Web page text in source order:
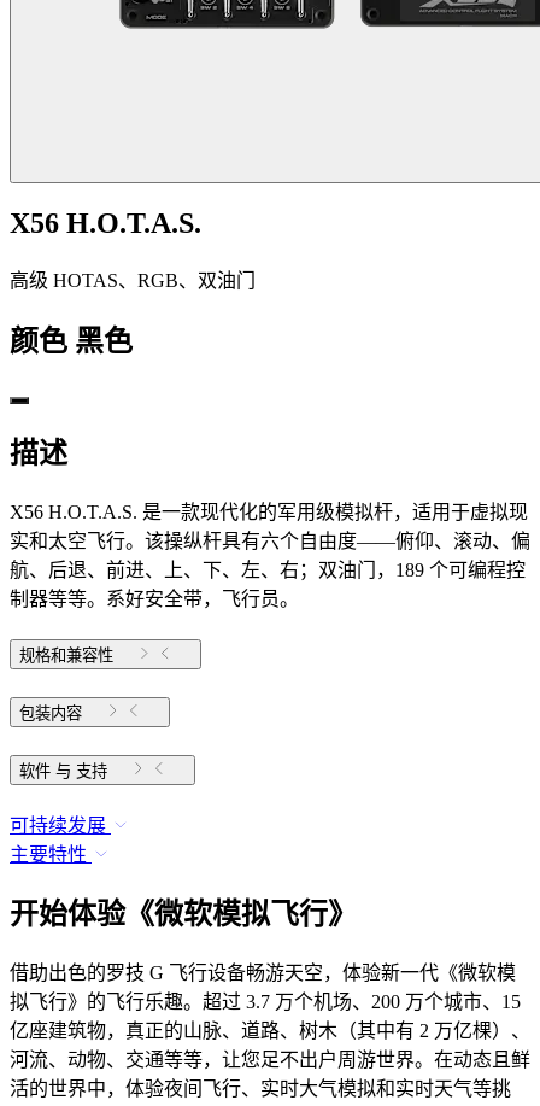
X56 H.O.T.A.S.
高级 HOTAS、RGB、双油门
颜色 黑色
描述
X56 H.O.T.A.S. 是一款现代化的军用级模拟杆，适用于虚拟现
实和太空飞行。该操纵杆具有六个自由度——俯仰、滚动、偏
航、后退、前进、上、下、左、右；双油门，189 个可编程控
制器等等。系好安全带，飞行员。
规格和兼容性
包装内容
软件 与 支持
可持续发展
主要特性
开始体验《微软模拟飞行》
借助出色的罗技 G 飞行设备畅游天空，体验新一代《微软模
拟飞行》的飞行乐趣。超过 3.7 万个机场、200 万个城市、15
亿座建筑物，真正的山脉、道路、树木（其中有 2 万亿棵）、
河流、动物、交通等等，让您足不出户周游世界。在动态且鲜
活的世界中，体验夜间飞行、实时大气模拟和实时天气等挑